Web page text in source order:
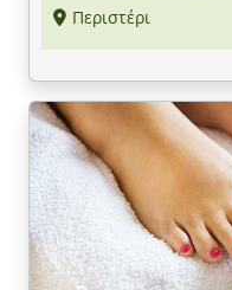
Περιστέρι